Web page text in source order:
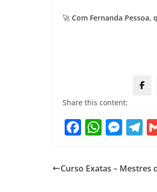
🚀 Com Fernanda Pessoa,
Share this content:
F
c
e
W
s
M
ss
e
T
Curso Exatas – Mestres